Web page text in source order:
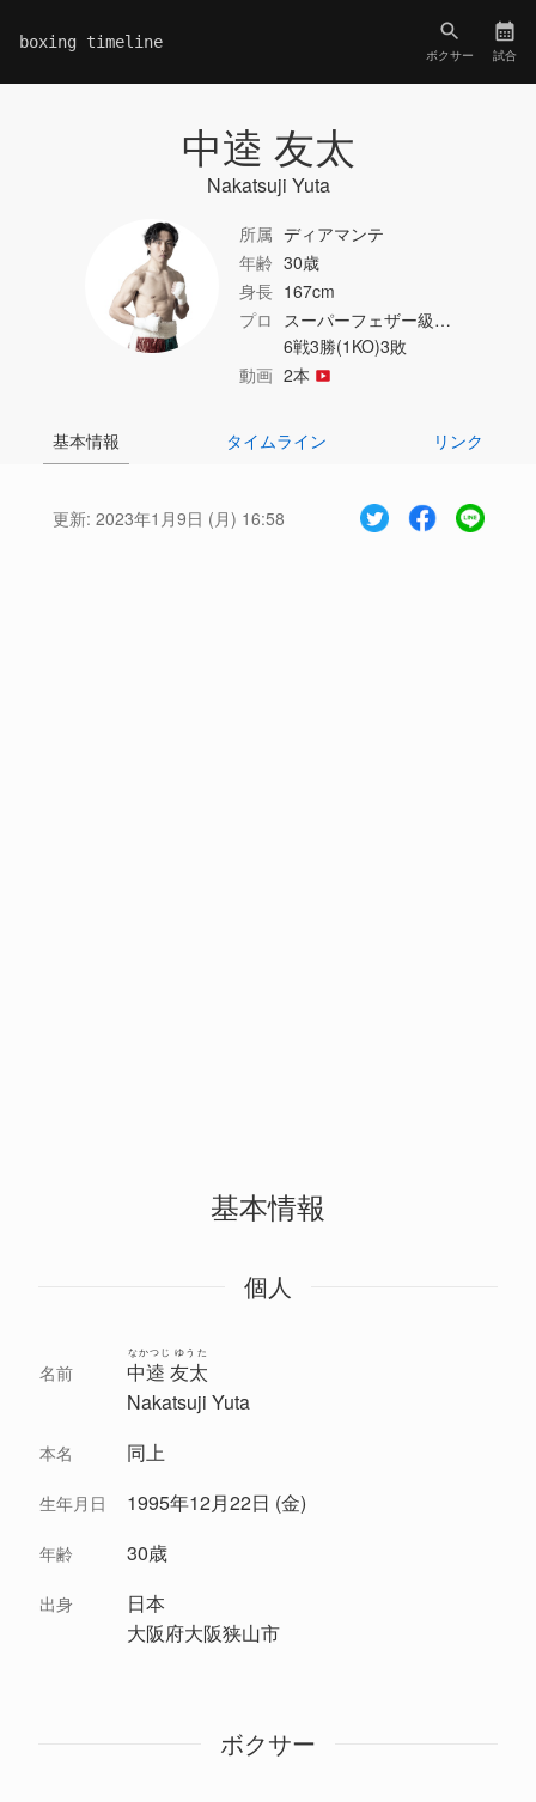
boxing timeline
ボクサー 試合
中逵 友太
Nakatsuji Yuta
所属 ディアマンテ
年齢 30歳
身長 167cm
プロ スーパーフェザー級…
6戦3勝(1KO)3敗
動画 2本
基本情報 タイムライン リンク
更新: 2023年1月9日 (月) 16:58
基本情報
個人
名前 中逵 友太
なかつじ ゆうた
Nakatsuji Yuta
本名 同上
生年月日 1995年12月22日 (金)
年齢 30歳
出身
日本
大阪府大阪狭山市
ボクサー